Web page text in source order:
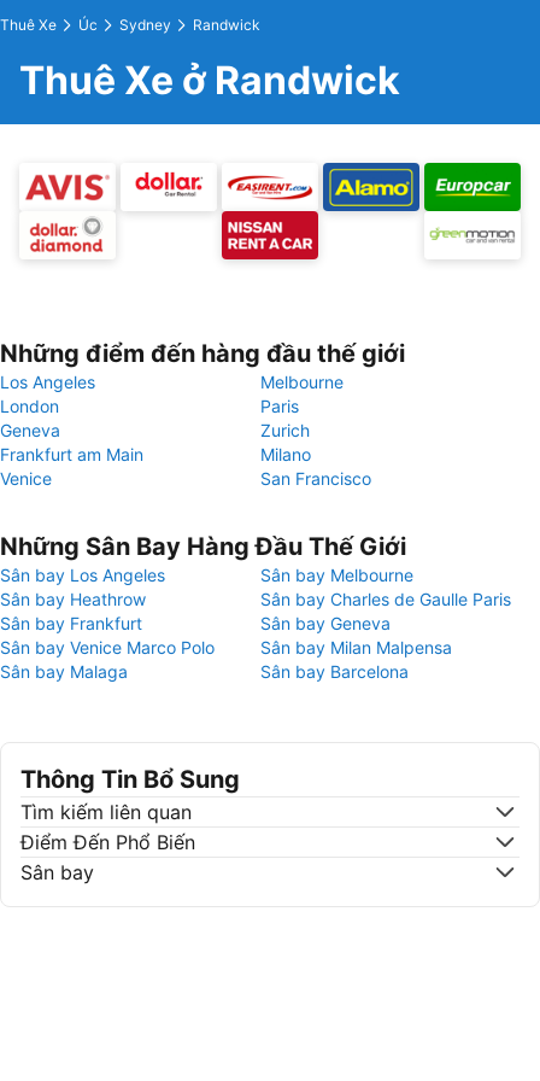
Thuê Xe Úc Sydney Randwick
Thuê Xe ở Randwick
Những điểm đến hàng đầu thế giới
Los Angeles
Melbourne
London
Paris
Geneva
Zurich
Frankfurt am Main
Milano
Venice
San Francisco
Những Sân Bay Hàng Đầu Thế Giới
Sân bay Los Angeles
Sân bay Melbourne
Sân bay Heathrow
Sân bay Charles de Gaulle Paris
Sân bay Frankfurt
Sân bay Geneva
Sân bay Venice Marco Polo
Sân bay Milan Malpensa
Sân bay Malaga
Sân bay Barcelona
Thông Tin Bổ Sung
Tìm kiếm liên quan
Điểm Đến Phổ Biến
Sân bay